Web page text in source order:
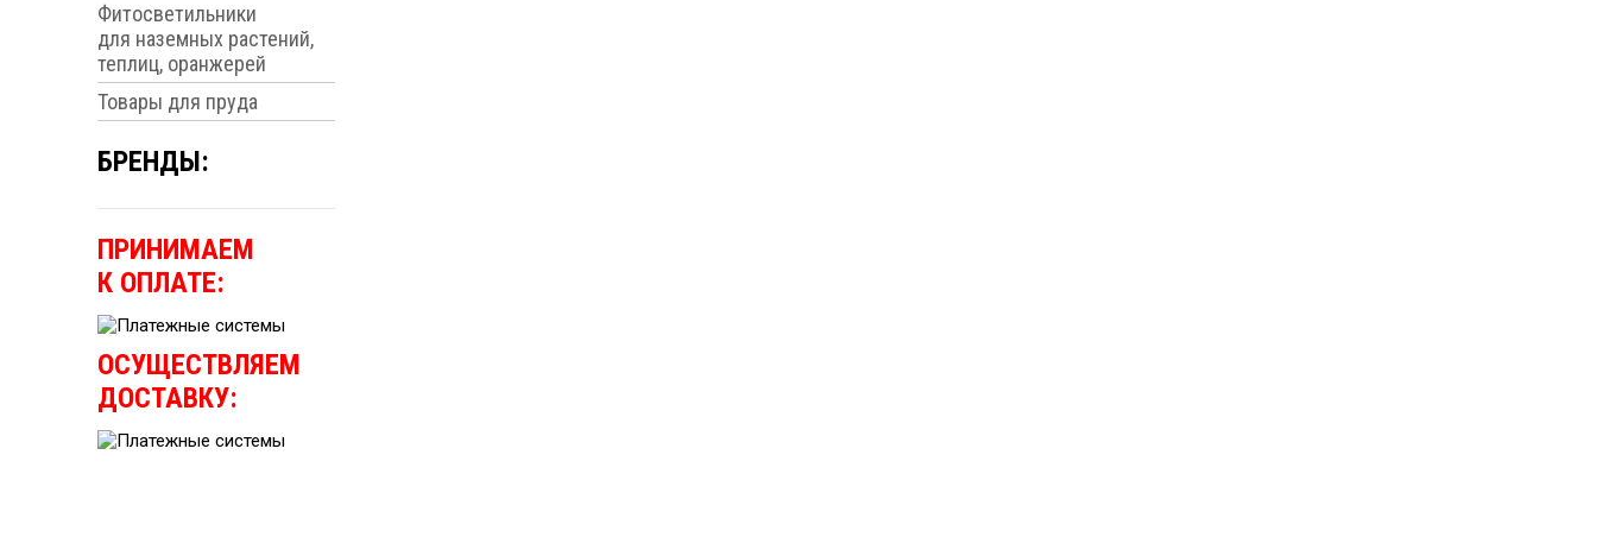
Фитосветильники
для наземных растений,
теплиц, оранжерей
Товары для пруда
БРЕНДЫ:
ПРИНИМАЕМ
К ОПЛАТЕ:
ОСУЩЕСТВЛЯЕМ
ДОСТАВКУ: